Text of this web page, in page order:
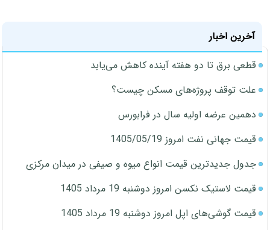
آخرین اخبار
قطعی برق تا دو هفته آینده کاهش می‌یابد
علت توقف پروژه‌های مسکن چیست؟
دهمین عرضه اولیه سال در فرابورس
قیمت جهانی نفت امروز 1405/05/19
جدول جدیدترین قیمت انواع میوه و صیفی در میدان مرکزی
قیمت لاستیک نکسن امروز دوشنبه 19 مرداد 1405
قیمت گوشی‌های اپل امروز دوشنبه 19 مرداد 1405